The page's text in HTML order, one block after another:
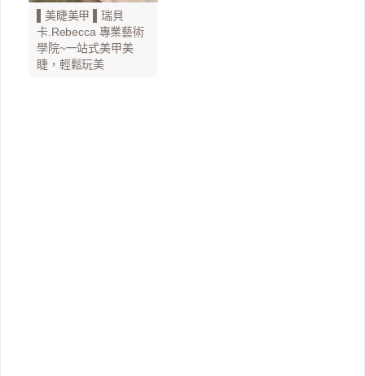
▌美睫美甲 ▌瑞貝
卡.Rebecca 專業藝術
學院~一站式美甲美
睫，輕鬆玩美